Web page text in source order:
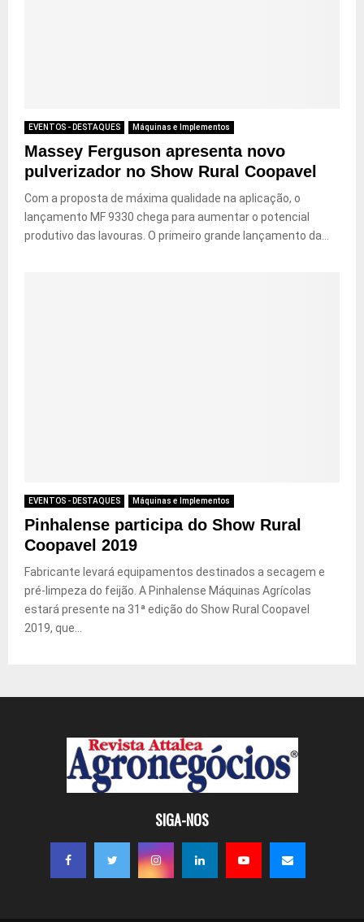
EVENTOS - DESTAQUES Máquinas e Implementos
Massey Ferguson apresenta novo
pulverizador no Show Rural Coopavel
Com a proposta de máxima qualidade na aplicação, o
lançamento MF 9330 chega para aumentar o potencial
produtivo das lavouras. O primeiro grande lançamento da...
EVENTOS - DESTAQUES Máquinas e Implementos
Pinhalense participa do Show Rural
Coopavel 2019
Fabricante levará equipamentos destinados a secagem e
pré-limpeza do feijão. A Pinhalense Máquinas Agrícolas
estará presente na 31ª edição do Show Rural Coopavel
2019, que...
SIGA-NOS